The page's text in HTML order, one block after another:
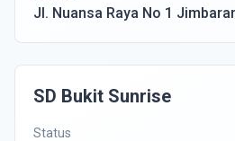
Jl. Nuansa Raya No 1
SD Bukit Sunrise
Status